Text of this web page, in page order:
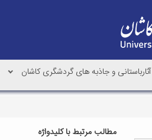
آثارباستانی و جاذبه های گردشگری کاشان
مطالب مرتبط با کلیدواژه